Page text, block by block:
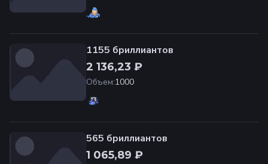
1155 бриллиантов
2 136,23 ₽
Объем:1000
565 бриллиантов
1 065,89 ₽